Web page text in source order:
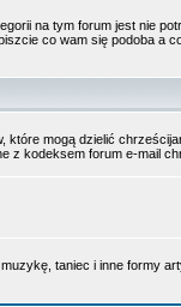
na tym forum jest nie
co wam się podoba a
które mogą dzielić
z kodeksem forum e-mail
taniec i inne formy